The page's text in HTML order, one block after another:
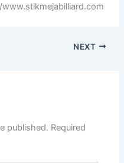
NEXT
published. Required